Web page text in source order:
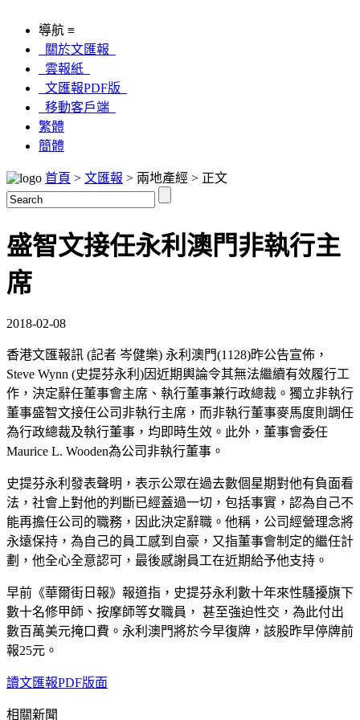
導航 ≡
關於文匯報
雲報紙
文匯報PDF版
移動客戶端
繁體
簡體
首頁 > 文匯報 > 兩地產經 > 正文
盛智文接任永利澳門非執行主
席
2018-02-08
香港文匯報訊 (記者 岑健樂) 永利澳門(1128)昨公告宣佈，
Steve Wynn (史提芬永利)因近期輿論令其無法繼續有效履行工
作，決定辭任董事會主席、執行董事兼行政總裁。獨立非執行
董事盛智文接任公司非執行主席，而非執行董事麥馬度則調任
為行政總裁及執行董事，均即時生效。此外，董事會委任
Maurice L. Wooden為公司非執行董事。
史提芬永利發表聲明，表示公眾在過去數個星期對他有負面看
法，社會上對他的判斷已經蓋過一切，包括事實，認為自己不
能再擔任公司的職務，因此決定辭職。他稱，公司經營理念將
永遠保持，為自己的員工感到自豪，又指董事會制定的繼任計
劃，他全心全意認可，最後感謝員工在近期給予他支持。
早前《華爾街日報》報道指，史提芬永利數十年來性騷擾旗下
數十名修甲師、按摩師等女職員， 甚至強迫性交，為此付出
數百萬美元掩口費。永利澳門將於今早復牌，該股昨早停牌前
報25元。
讀文匯報PDF版面
相關新聞